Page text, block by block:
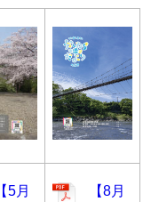
【5月
【8月